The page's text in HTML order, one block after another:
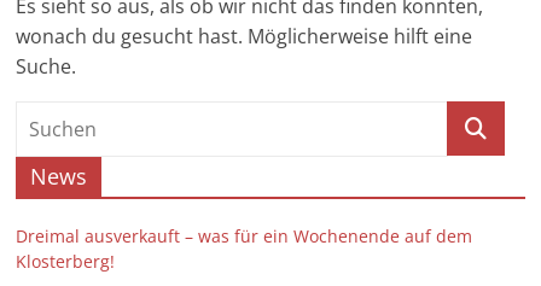
Es sieht so aus, als ob wir nicht das finden konnten,
wonach du gesucht hast. Möglicherweise hilft eine
Suche.
News
Dreimal ausverkauft – was für ein Wochenende auf dem
Klosterberg!